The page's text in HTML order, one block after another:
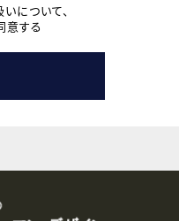
時の参考情報として利
業の皆様
に利用いたします。
のいずれかの方法とい
のために利用いたしま
するために利用いたし
について、
意する